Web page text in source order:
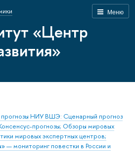
Меню
«Центр
прогнозы НИУ ВШЭ: Сценарный прогноз
прогнозы; Обзоры мировых
мировых экспертных центров;
— мониторинг повестки в России и